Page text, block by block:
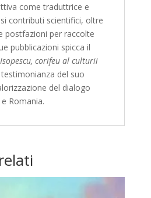
come traduttrice e
contributi scientifici, oltre
postfazioni per raccolte
pubblicazioni spicca il
corifeu al culturii
testimonianza del suo
del dialogo
Romania.